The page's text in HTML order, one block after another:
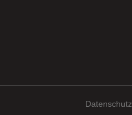
Datenschutz